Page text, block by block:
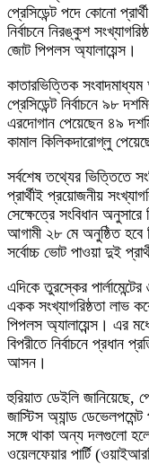
প্রেসিডেন্ট পদে কোনো
নির্বাচনে নিরঙ্কুশ
জোট পিপলস অ্যালায়েন্স।
কাতারভিত্তিক
প্রেসিডেন্ট নির্বাচনে ৯৮
এরদোগান পেয়েছেন ৪৯
কামাল কিলিকদারোগ্লু
সর্বশেষ তথ্যের ভিত্তিতে
প্রার্থীই প্রয়োজনীয়
সেক্ষেত্রে সংবিধান
আগামী ২৮ মে অনুষ্ঠিত হবে
সর্বোচ্চ ভোট পাওয়া দুই
এদিকে তুরস্কের
একক সংখ্যাগরিষ্ঠতা লাভ
পিপলস অ্যালায়েন্স। এর
বিপরীতে নির্বাচনে প্রধান
আসন।
হুরিয়াত ডেইলি জানিয়েছে,
জাস্টিস অ্যান্ড ডেভেলপমেন্ট
সঙ্গে থাকা অন্য দলগুলো
ওয়েলফেয়ার পার্টি